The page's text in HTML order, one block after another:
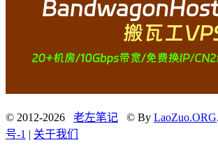
© 2012-2026 老左笔记 © By LaoZuo.ORG.
号-1 | 关于我们